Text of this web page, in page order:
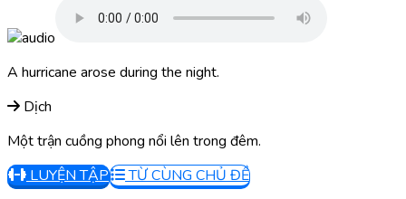
A hurricane arose during the night.
Dịch
Một trận cuồng phong nổi lên trong đêm.
LUYỆN TẬP
TỪ CÙNG CHỦ ĐỀ